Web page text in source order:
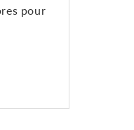
pour